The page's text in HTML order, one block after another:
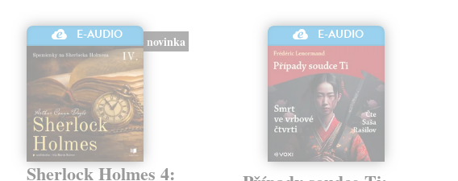
E-AUDIO novinka
Sherlock Holmes 4:
E-AUDIO